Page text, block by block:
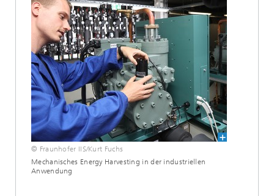
© Fraunhofer IIS/Kurt Fuchs
Mechanisches Energy Harvesting in der industriellen
Anwendung